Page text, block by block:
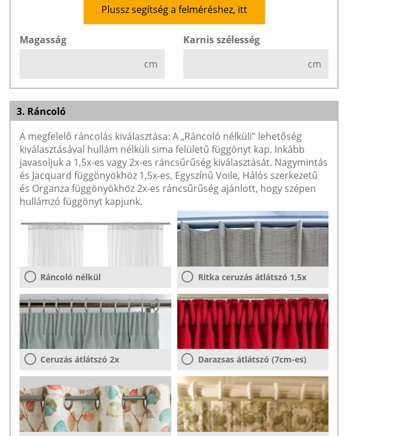
Plussz segítség a felméréshez, itt
Magasság
cm
Karnis szélesség
cm
3. Ráncoló
A megfelelő ráncolás kiválasztása: A „Ráncoló nélküli” lehetőség
kiválasztásával hullám nélküli sima felületű függönyt kap. Inkább
javasoljuk a 1,5x-es vagy 2x-es ráncsűrűség kiválasztását. Nagymintás
és Jacquard függönyökhöz 1,5x-es, Egyszínű Voile, Hálós szerkezetű
és Organza függönyökhöz 2x-es ráncsűrűség ajánlott, hogy szépen
hullámzó függönyt kapjunk.
Ráncoló nélkül Ritka ceruzás átlátszó 1,5x
Ceruzás átlátszó 2x Darazsas átlátszó (7cm-es)